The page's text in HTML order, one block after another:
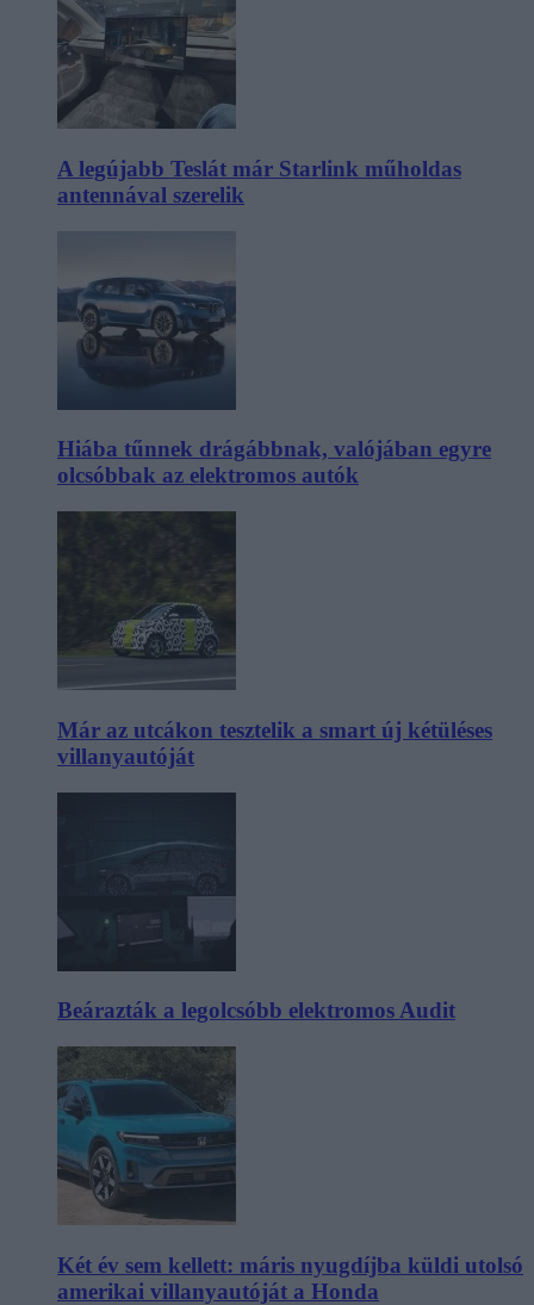
A legújabb Teslát már Starlink műholdas
antennával szerelik
Hiába tűnnek drágábbnak, valójában egyre
olcsóbbak az elektromos autók
Már az utcákon tesztelik a smart új kétüléses
villanyautóját
Beárazták a legolcsóbb elektromos Audit
Két év sem kellett: máris nyugdíjba küldi utolsó
amerikai villanyautóját a Honda